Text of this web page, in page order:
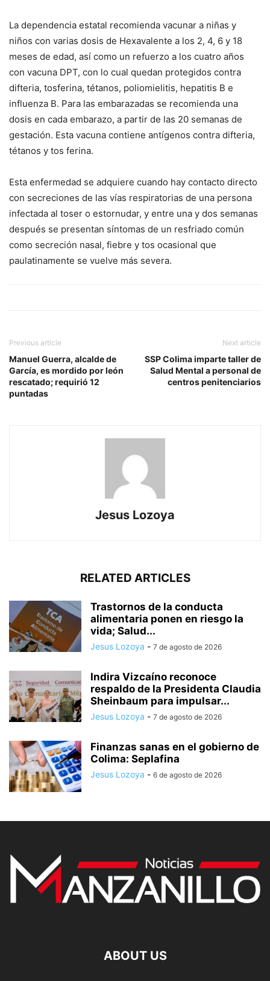
La dependencia estatal recomienda vacunar a niñas y
niños con varias dosis de Hexavalente a los 2, 4, 6 y 18
meses de edad, así como un refuerzo a los cuatro años
con vacuna DPT, con lo cual quedan protegidos contra
difteria, tosferina, tétanos, poliomielitis, hepatitis B e
influenza B. Para las embarazadas se recomienda una
dosis en cada embarazo, a partir de las 20 semanas de
gestación. Esta vacuna contiene antígenos contra difteria,
tétanos y tos ferina.
Esta enfermedad se adquiere cuando hay contacto directo
con secreciones de las vías respiratorias de una persona
infectada al toser o estornudar, y entre una y dos semanas
después se presentan síntomas de un resfriado común
como secreción nasal, fiebre y tos ocasional que
paulatinamente se vuelve más severa.
Previous article
Manuel Guerra, alcalde de
García, es mordido por león
rescatado; requirió 12
puntadas
Next article
SSP Colima imparte taller de
Salud Mental a personal de
centros penitenciarios
Jesus Lozoya
RELATED ARTICLES
Trastornos de la conducta
alimentaria ponen en riesgo la
vida; Salud...
Jesus Lozoya - 7 de agosto de 2026
Indira Vizcaíno reconoce
respaldo de la Presidenta Claudia
Sheinbaum para impulsar...
Jesus Lozoya - 7 de agosto de 2026
Finanzas sanas en el gobierno de
Colima: Seplafina
Jesus Lozoya - 6 de agosto de 2026
ABOUT US